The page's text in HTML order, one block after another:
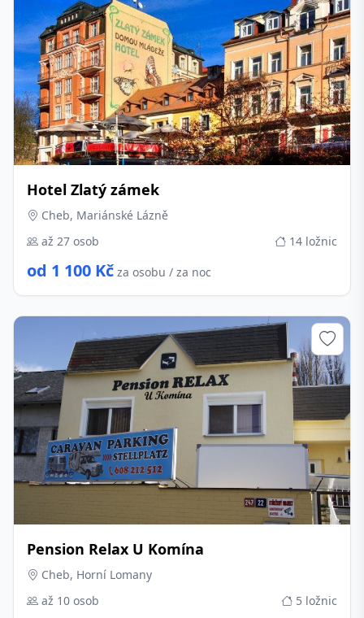
Hotel Zlatý zámek
Cheb, Mariánské Lázně
až 27 osob
14 ložnic
od 1 100 Kč za osobu / za noc
Pension Relax U Komína
Cheb, Horní Lomany
až 10 osob
5 ložnic